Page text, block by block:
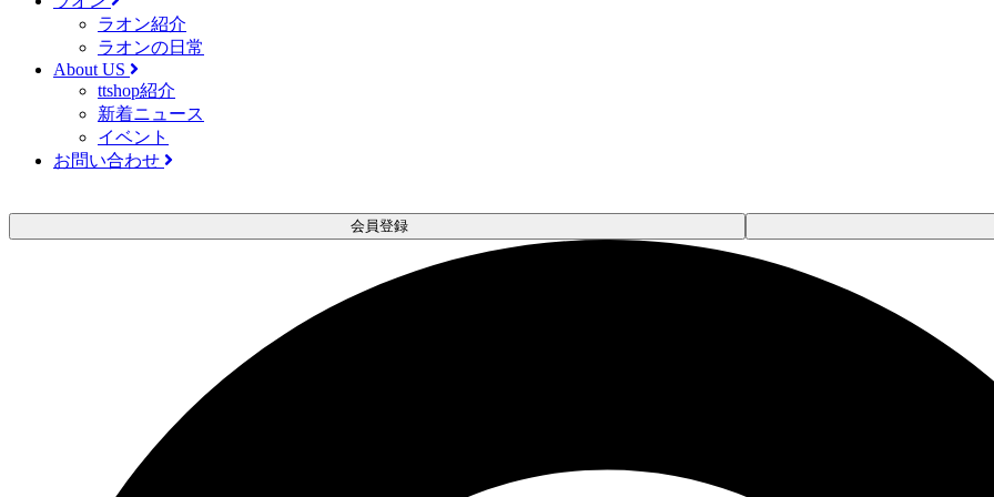
ラオン紹介
ラオンの日常
About US
ttshop紹介
新着ニュース
イベント
お問い合わせ
会員登録